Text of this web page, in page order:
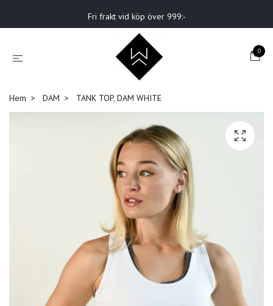
Fri frakt vid köp över 999:-
0
Hem DAM TANK TOP, DAM WHITE